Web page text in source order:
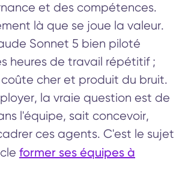
et des compétences.
là que se joue la valeur.
Sonnet 5 bien piloté
heures de travail répétitif ;
cher et produit du bruit.
la vraie question est de
l'équipe, sait concevoir,
ces agents. C'est le sujet
former ses équipes à